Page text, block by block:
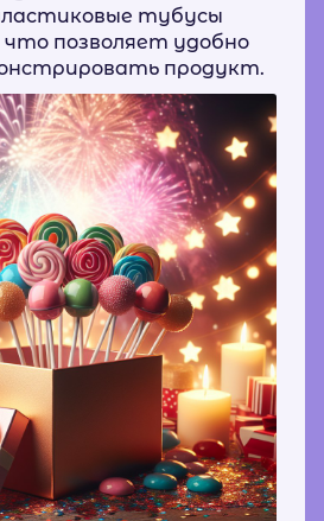
тубусы
что позволяет удобно
продукт.